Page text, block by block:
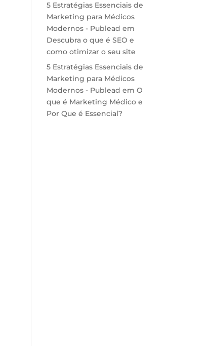
5 Estratégias Essenciais de
Marketing para Médicos
Modernos - Publead em
Descubra o que é SEO e
como otimizar o seu site
5 Estratégias Essenciais de
Marketing para Médicos
Modernos - Publead emO
que é Marketing Médico e
Por Que é Essencial?